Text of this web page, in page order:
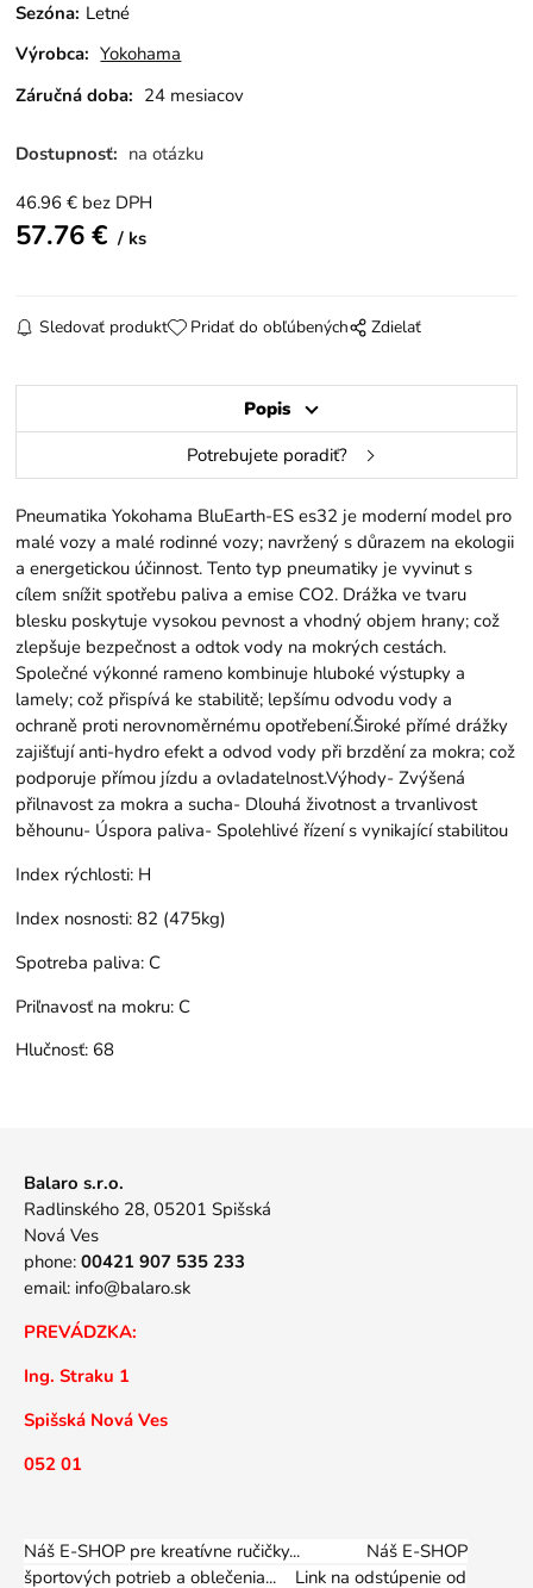
Sezóna: Letné
Výrobca: Yokohama
Záručná doba: 24 mesiacov
Dostupnosť: na otázku
46.96 € bez DPH
57.76€ ks
Sledovať produkt Pridať do obľúbených Zdielať
Popis
Potrebujete poradiť?
Pneumatika Yokohama BluEarth-ES es32 je moderní model pro
malé vozy a malé rodinné vozy; navržený s důrazem na ekologii
a energetickou účinnost. Tento typ pneumatiky je vyvinut s
cílem snížit spotřebu paliva a emise CO2. Drážka ve tvaru
blesku poskytuje vysokou pevnost a vhodný objem hrany; což
zlepšuje bezpečnost a odtok vody na mokrých cestách.
Společné výkonné rameno kombinuje hluboké výstupky a
lamely; což přispívá ke stabilitě; lepšímu odvodu vody a
ochraně proti nerovnoměrnému opotřebení.Široké přímé drážky
zajišťují anti-hydro efekt a odvod vody při brzdění za mokra; což
podporuje přímou jízdu a ovladatelnost.Výhody- Zvýšená
přilnavost za mokra a sucha- Dlouhá životnost a trvanlivost
běhounu- Úspora paliva- Spolehlivé řízení s vynikající stabilitou
Index rýchlosti: H
Index nosnosti: 82 (475kg)
Spotreba paliva: C
Priľnavosť na mokru: C
Hlučnosť: 68
Balaro s.r.o.
Radlinského 28, 05201 Spišská
Nová Ves
phone: 00421 907 535 233
email: info@balaro.sk
PREVÁDZKA:
Ing. Straku 1
Spišská Nová Ves
052 01
Náš E-SHOP pre kreatívne ručičky... Náš E-SHOP
športových potrieb a oblečenia... Link na odstúpenie od